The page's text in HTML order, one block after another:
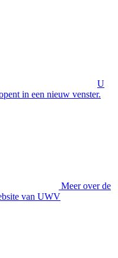
U
in een nieuw venster.
Meer over de
van UWV